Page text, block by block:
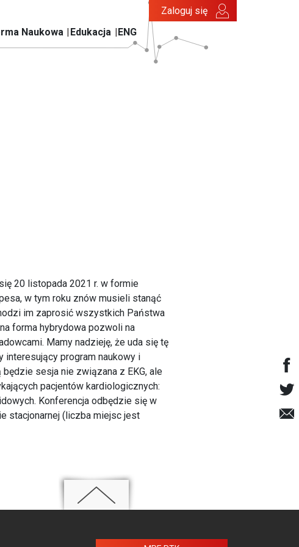
Naukowa Edukacja ENG
Zaloguj się
20 listopada 2021 r. w formie
w tym roku znów musieli stanąć
im zaprosić wszystkich Państwa
forma hybrydowa pozwoli na
Mamy nadzieję, że uda się tę
interesujący program naukowy i
sesja nie związana z EKG, ale
pacjentów kardiologicznych:
Konferencja odbędzie się w
stacjonarnej (liczba miejsc jest